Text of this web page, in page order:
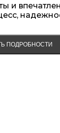
и
ПОДРОБНОСТИ